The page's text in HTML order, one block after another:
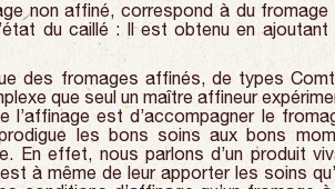
non affiné, correspond à du
du caillé : Il est obtenu en
des fromages affinés, de types
que seul un maître affineur
l’affinage est d’accompagner le
les bons soins aux bons
En effet, nous parlons d’un produit
à même de leur apporter les soins